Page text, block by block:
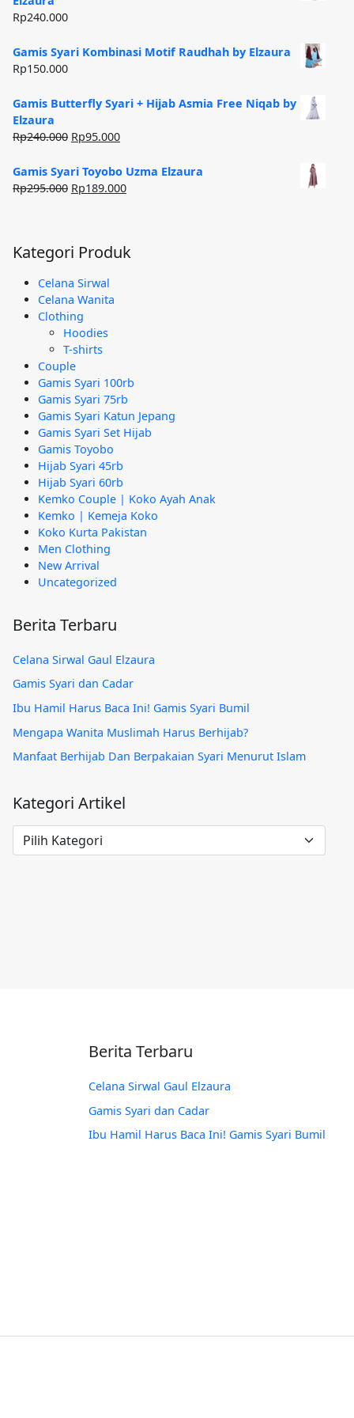
Rp240.000
Gamis Syari Kombinasi Motif Raudhah by Elzaura
Rp150.000
Gamis Butterfly Syari + Hijab Asmia Free Niqab by
Elzaura
Rp240.000 Harga
adalah:
Rp240.000.
Rp95.000Harga
ini
adalah:
Gamis Syari Toyobo Uzma Elzaura
Rp295.000 Harga
Rp189.000Harga
Rp189.000.
Kategori Produk
Celana Sirwal
Celana Wanita
Clothing
Hoodies
T-shirts
Couple
Gamis Syari 100rb
Gamis Syari 75rb
Gamis Syari Katun Jepang
Gamis Syari Set Hijab
Gamis Toyobo
Hijab Syari 45rb
Hijab Syari 60rb
Kemko Couple | Koko Ayah Anak
Kemko | Kemeja Koko
Koko Kurta Pakistan
Men Clothing
New Arrival
Uncategorized
Berita Terbaru
Celana Sirwal Gaul Elzaura
Gamis Syari dan Cadar
Ibu Hamil Harus Baca Ini! Gamis Syari Bumil
Mengapa Wanita Muslimah Harus Berhijab?
Manfaat Berhijab Dan Berpakaian Syari Menurut Islam
Kategori Artikel
Kategori
Artikel
Berita Terbaru
Celana Sirwal Gaul Elzaura
Gamis Syari dan Cadar
Ibu Hamil Harus Baca Ini! Gamis Syari Bumil